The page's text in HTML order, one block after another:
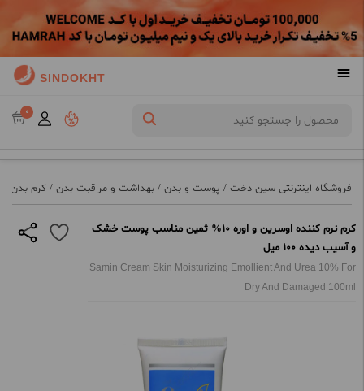
SINDOKHT
0
فروشگاه اینترنتی سین دخت / پوست و بدن / بهداشت و مراقبت بدن / کرم بدن
کرم نرم کننده اوسرین و اوره 10% ثمین مناسب پوست خشک
و آسیب دیده 100 میل
Samin Cream Skin Moisturizing Emollient And Urea 10% For
Dry And Damaged 100ml